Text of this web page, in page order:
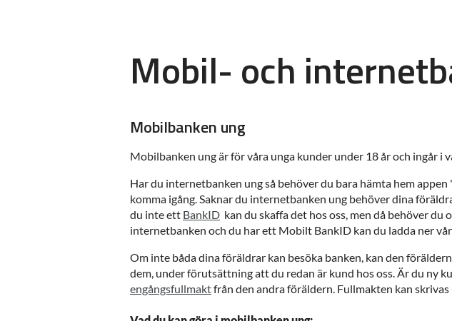
Mobil- och
Mobilbanken ung
Mobilbanken ung är för våra unga kunder under 18 år och ingår i
Har du internetbanken ung så behöver du bara hämta hem
komma igång. Saknar du internetbanken ung behöver dina
du inte ett BankID kan du skaffa det hos oss, men då behöver
internetbanken och du har ett Mobilt BankID kan du ladda ner
Om inte båda dina föräldrar kan besöka banken, kan den
dem, under förutsättning att du redan är kund hos oss. Är du ny
engångsfullmaktfrån den andra föräldern. Fullmakten kan